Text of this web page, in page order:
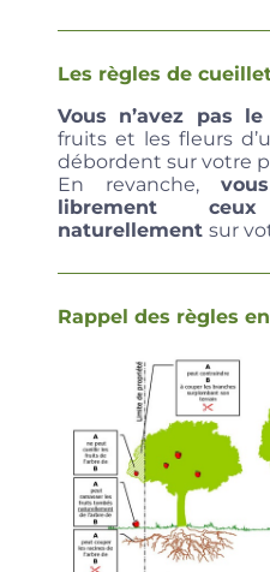
Les règles de
Vous n’avez pas
fruits et les fleurs
débordent sur votre
En revanche,
librement
naturellement sur
Rappel des règles